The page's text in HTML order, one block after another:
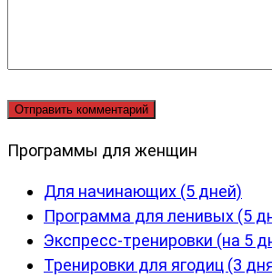
Программы для женщин
Для начинающих (5 дней)
Программа для ленивых (5
Экспресс-тренировки (на 5
Тренировки для ягодиц (3